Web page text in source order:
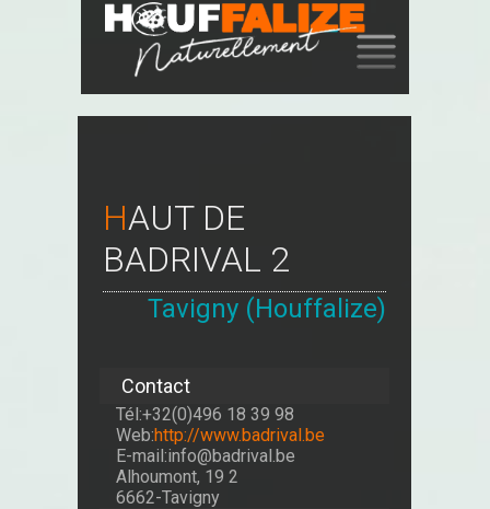
HAUT DE
BADRIVAL 2
Tavigny (Houffalize)
Contact
Tél:+32(0)496 18 39 98
Web:http://www.badrival.be
E-mail:info@badrival.be
Alhoumont, 19 2
6662-Tavigny